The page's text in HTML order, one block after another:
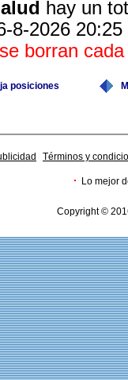
hay un
8-2026
borran
posiciones
Términos y
· Lo mejor
Copyright ©